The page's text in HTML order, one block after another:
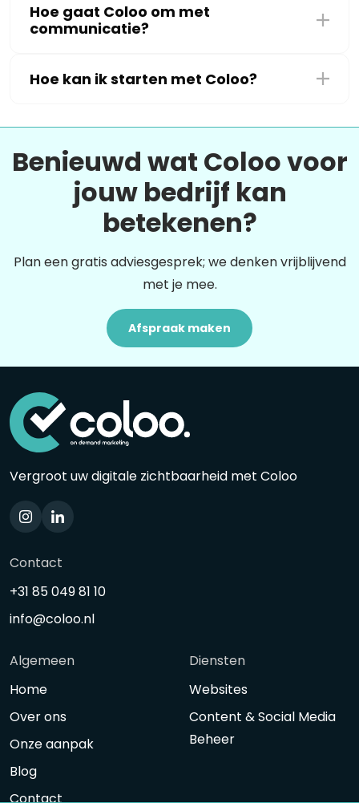
Hoe gaat Coloo om met
communicatie?
Hoe kan ik starten met Coloo?
Benieuwd wat Coloo voor
jouw bedrijf kan
betekenen?
Plan een gratis adviesgesprek; we denken vrijblijvend
met je mee.
Afspraak maken
Vergroot uw digitale zichtbaarheid met Coloo
Contact
+31 85 049 81 10
info@coloo.nl
Algemeen
Home
Over ons
Onze aanpak
Blog
Contact
Diensten
Websites
Content & Social Media
Beheer